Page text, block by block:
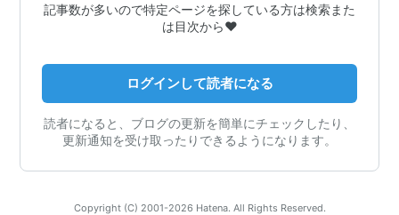
記事数が多いので特定ページを探している方は検索また
は目次から❤️
ログインして読者になる
読者になると、ブログの更新を簡単にチェックしたり、
更新通知を受け取ったりできるようになります。
Copyright (C) 2001-2026 Hatena. All Rights Reserved.